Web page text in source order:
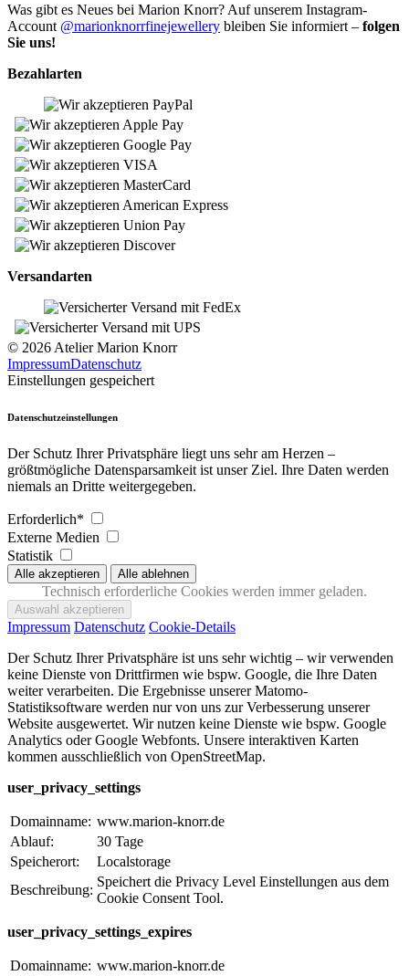
Was gibt es Neues bei Marion Knorr? Auf unserem Instagram-
Account @marionknorrfinejewellery bleiben Sie informiert – folgen
Sie uns!
Bezahlarten
Versandarten
© 2026 Atelier Marion Knorr
ImpressumDatenschutz
Einstellungen gespeichert
Datenschutzeinstellungen
Der Schutz Ihrer Privatsphäre liegt uns sehr am Herzen –
größtmögliche Datensparsamkeit ist unser Ziel. Ihre Daten werden
niemals an Dritte weitergegeben.
Erforderlich*
Externe Medien
Statistik
Technisch erforderliche Cookies werden immer geladen.
Impressum Datenschutz Cookie-Details
Der Schutz Ihrer Privatsphäre ist uns sehr wichtig – wir verwenden
keine Dienste von Drittfirmen wie bspw. Google, die Ihre Daten
weiter verarbeiten. Die Ergebnisse unserer Matomo-
Statistiksoftware werden nur von uns zur Verbesserung unserer
Website ausgewertet. Wir nutzen keine Dienste wie bspw. Google
Analytics oder Google Webfonts. Unsere interaktiven Karten
kommen ausschließlich von OpenStreetMap.
user_privacy_settings
Domainname: www.marion-knorr.de
Ablauf:
30 Tage
Speicherort:
Localstorage
Beschreibung:
Speichert die Privacy Level Einstellungen aus dem
Cookie Consent Tool.
user_privacy_settings_expires
Domainname: www.marion-knorr.de